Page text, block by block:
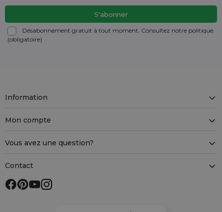
Désabonnement gratuit à tout moment. Consultez notre politique.
(obligatoire)
Information
Mon compte
Vous avez une question?
Contact